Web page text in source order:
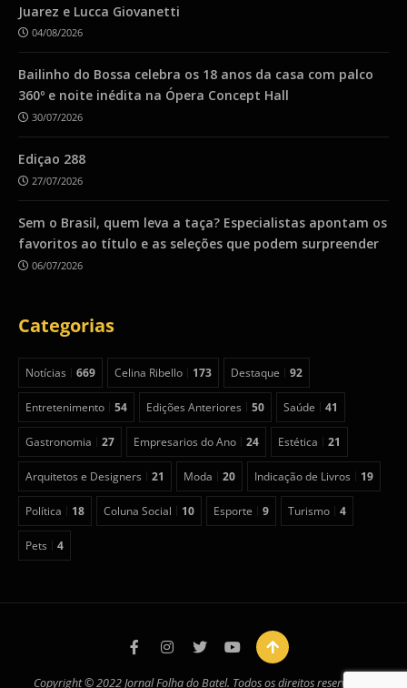
Juarez e Lucca Giovanetti
04/08/2026
Bailinho do Bossa celebra os 18 anos da casa com palco
360º e noite inédita na Ópera Concept Hall
30/07/2026
Ediçao 288
27/07/2026
Sem o Brasil, quem leva a taça? Especialistas apontam os
favoritos ao título e as seleções que podem surpreender
06/07/2026
Categorias
Notícias 669 Celina Ribello 173 Destaque 92
Entretenimento 54 Edições Anteriores 50 Saúde 41
Gastronomia 27 Empresarios do Ano 24 Estética 21
Arquitetos e Designers 21 Moda 20 Indicação de Livros 19
Política 18 Coluna Social 10 Esporte 9 Turismo 4
Pets 4
Copyright © 2022 Jornal Folha do Batel. Todos os direitos reservados.